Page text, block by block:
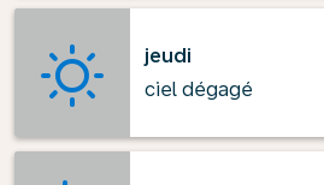
jeudi
ciel dégagé